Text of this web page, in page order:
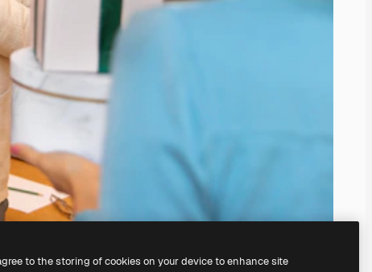
to the storing of cookies on your device to enhance site